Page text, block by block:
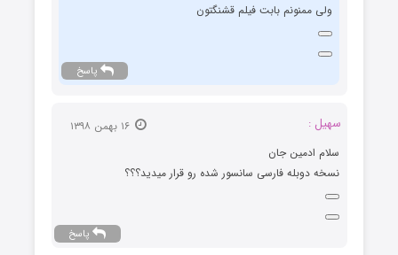
ولی ممنونم بابت فیلم قشنگتون
پاسخ
سهیل :
۱۶ بهمن ۱۳۹۸
سلام ادمین جان
نسخه دوبله فارسی سانسور شده رو قرار میدید؟؟؟
پاسخ